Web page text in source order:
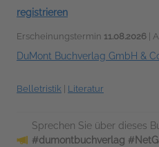
registrieren
Erscheinungstermin 11.08.2026 |
DuMont Buchverlag GmbH &
Belletristik Literatur
Sprechen Sie über dieses
#dumontbuchverlag